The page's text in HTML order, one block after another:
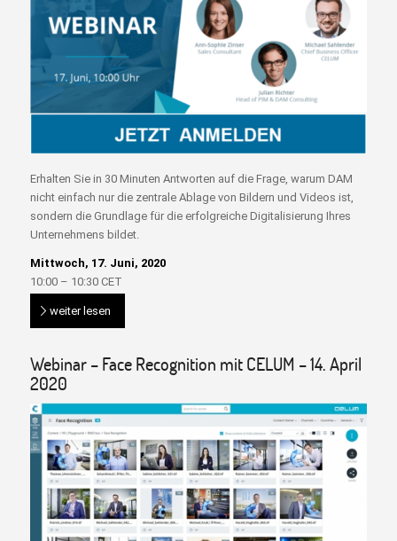
Erhalten Sie in 30 Minuten Antworten auf die Frage, warum DAM
nicht einfach nur die zentrale Ablage von Bildern und Videos ist,
sondern die Grundlage für die erfolgreiche Digitalisierung Ihres
Unternehmens bildet.
Mittwoch, 17. Juni, 2020
10:00 – 10:30 CET
weiter lesen
Webinar – Face Recognition mit CELUM – 14. April
2020